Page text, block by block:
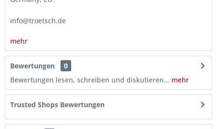
info@troetsch.de
mehr
Bewertungen
0
Bewertungen lesen, schreiben und diskutieren... mehr
Trusted Shops Bewertungen